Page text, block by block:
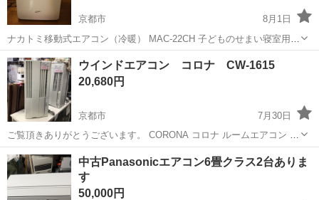
京都市
8月1日
ナカトミ移動式エアコン（冷暖） MAC-22CH 子どものせまい寝室用に
購入しましたが、寝室用にしては音が気になるので、2回しか使ってま
せん。 中古品であることをご理解いただける方のみご検討をお願いい
たします。...
京都 京都市 季節、空調家電
ウインドエアコン コロナ CW-1615
20,680円
京都市
7月30日
ご覧頂きありがとうございます。 CORONA コロナ ルームエアコン 型
番 CW-16152015年製 ※ リモコン 窓枠付属 当店はリサイクルショ
ップです。 こちらの商品は店頭での販売も致しておりますので、売切
れの際は...
京都 京都市 季節、空調家電
中古Panasonicエアコン6畳クラス2台ありま
す
50,000円